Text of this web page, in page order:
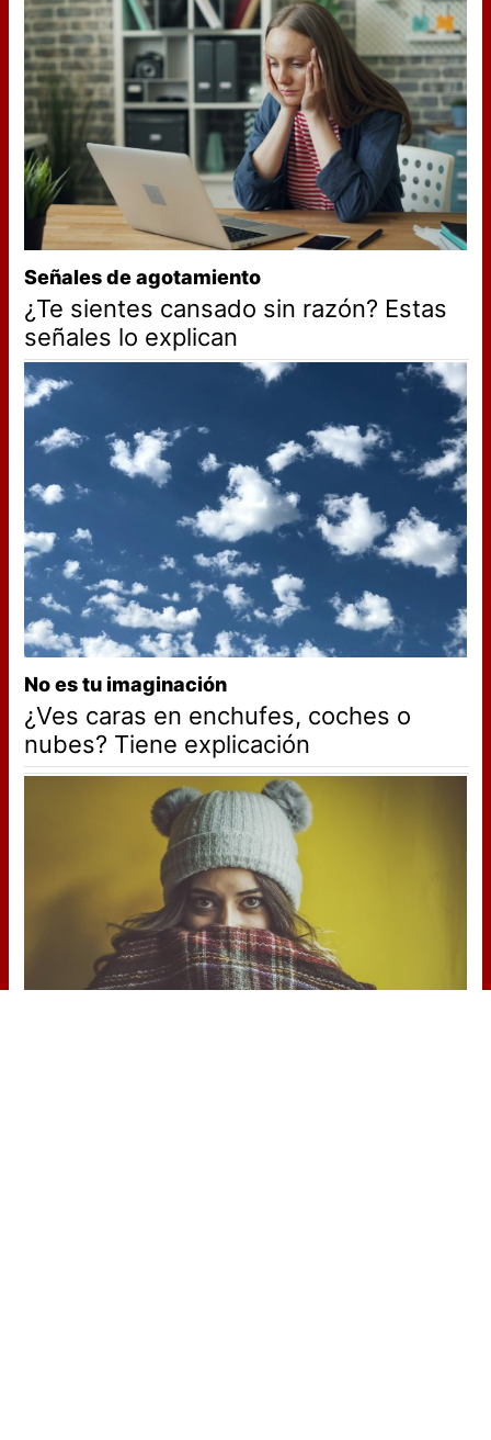
Señales de agotamiento
¿Te sientes cansado sin razón? Estas
señales lo explican
No es tu imaginación
¿Ves caras en enchufes, coches o
nubes? Tiene explicación